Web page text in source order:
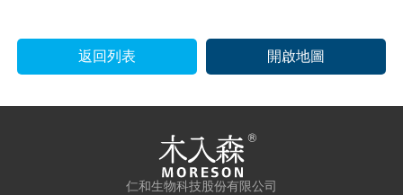
返回列表 開啟地圖
仁和生物科技股份有限公司